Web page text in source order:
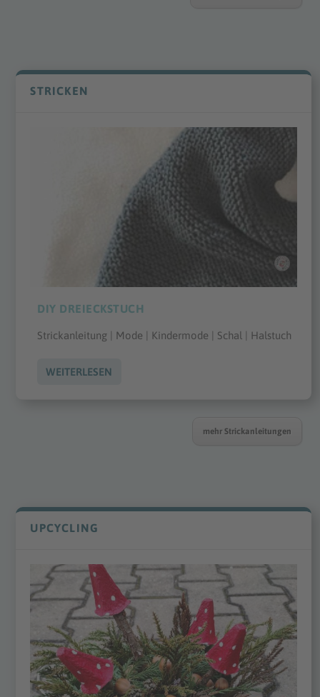
STRICKEN
DIY DREIECKSTUCH
Strickanleitung | Mode | Kindermode | Schal | Halstuch
WEITERLESEN
mehr Strickanleitungen
UPCYCLING